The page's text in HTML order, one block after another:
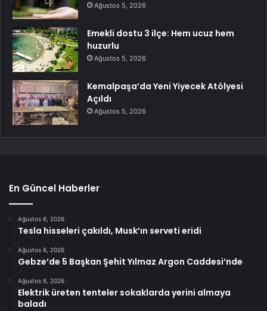
Ağustos 5, 2026
Emekli dostu 3 ilçe: Hem ucuz hem
huzurlu
Ağustos 5, 2026
Kemalpaşa’da Yeni Yiyecek Atölyesi
Açıldı
Ağustos 5, 2026
En Güncel Haberler
Ağustos 6, 2026
Tesla hisseleri çakıldı, Musk’ın serveti eridi
Ağustos 6, 2026
Gebze’de 5 Başkan Şehit Yılmaz Argon Caddesi’nde
Ağustos 6, 2026
Elektrik üreten tenteler sokaklarda yerini almaya
baladı